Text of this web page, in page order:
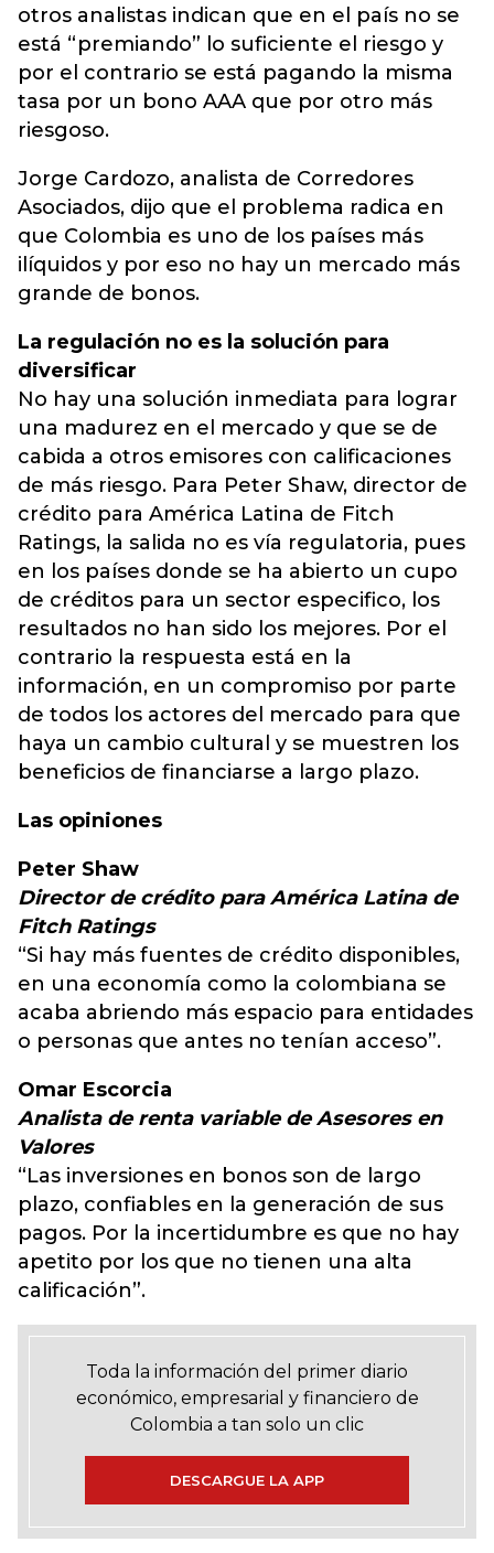
otros analistas indican que en el país no se
está “premiando” lo suficiente el riesgo y
por el contrario se está pagando la misma
tasa por un bono AAA que por otro más
riesgoso.
Jorge Cardozo, analista de Corredores
Asociados, dijo que el problema radica en
que Colombia es uno de los países más
ilíquidos y por eso no hay un mercado más
grande de bonos.
La regulación no es la solución para
diversificar
No hay una solución inmediata para lograr
una madurez en el mercado y que se de
cabida a otros emisores con calificaciones
de más riesgo. Para Peter Shaw, director de
crédito para América Latina de Fitch
Ratings, la salida no es vía regulatoria, pues
en los países donde se ha abierto un cupo
de créditos para un sector especifico, los
resultados no han sido los mejores. Por el
contrario la respuesta está en la
información, en un compromiso por parte
de todos los actores del mercado para que
haya un cambio cultural y se muestren los
beneficios de financiarse a largo plazo.
Las opiniones
Peter Shaw
Director de crédito para América Latina de
Fitch Ratings
“Si hay más fuentes de crédito disponibles,
en una economía como la colombiana se
acaba abriendo más espacio para entidades
o personas que antes no tenían acceso”.
Omar Escorcia
Analista de renta variable de Asesores en
Valores
“Las inversiones en bonos son de largo
plazo, confiables en la generación de sus
pagos. Por la incertidumbre es que no hay
apetito por los que no tienen una alta
calificación”.
Toda la información del primer diario
económico, empresarial y financiero de
Colombia a tan solo un clic
DESCARGUE LA APP